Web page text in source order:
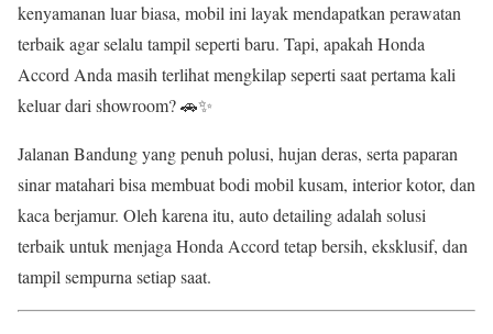
kenyamanan luar biasa, mobil ini layak mendapatkan perawatan
terbaik agar selalu tampil seperti baru. Tapi, apakah Honda
Accord Anda masih terlihat mengkilap seperti saat pertama kali
keluar dari showroom? 🚗✨
Jalanan Bandung yang penuh polusi, hujan deras, serta paparan
sinar matahari bisa membuat bodi mobil kusam, interior kotor, dan
kaca berjamur. Oleh karena itu, auto detailing adalah solusi
terbaik untuk menjaga Honda Accord tetap bersih, eksklusif, dan
tampil sempurna setiap saat.